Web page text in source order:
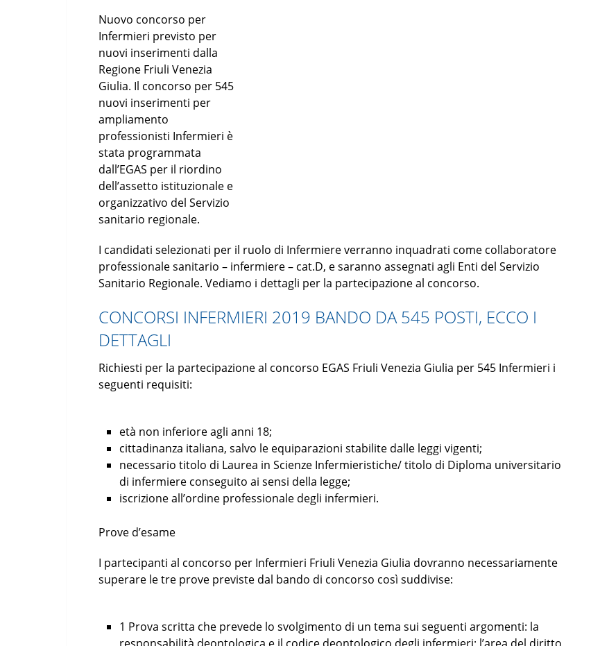
Nuovo concorso per
Infermieri previsto per
nuovi inserimenti dalla
Regione Friuli Venezia
Giulia. Il concorso per 545
nuovi inserimenti per
ampliamento
professionisti Infermieri è
stata programmata
dall’EGAS per il riordino
dell’assetto istituzionale e
organizzativo del Servizio
sanitario regionale.
I candidati selezionati per il ruolo di Infermiere verranno inquadrati come collaboratore
professionale sanitario – infermiere – cat.D, e saranno assegnati agli Enti del Servizio
Sanitario Regionale. Vediamo i dettagli per la partecipazione al concorso.
CONCORSI INFERMIERI 2019 BANDO DA 545 POSTI, ECCO I
DETTAGLI
Richiesti per la partecipazione al concorso EGAS Friuli Venezia Giulia per 545 Infermieri i
seguenti requisiti:
età non inferiore agli anni 18;
cittadinanza italiana, salvo le equiparazioni stabilite dalle leggi vigenti;
necessario titolo di Laurea in Scienze Infermieristiche/ titolo di Diploma universitario
di infermiere conseguito ai sensi della legge;
iscrizione all’ordine professionale degli infermieri.
Prove d’esame
I partecipanti al concorso per Infermieri Friuli Venezia Giulia dovranno necessariamente
superare le tre prove previste dal bando di concorso così suddivise:
1 Prova scritta che prevede lo svolgimento di un tema sui seguenti argomenti: la